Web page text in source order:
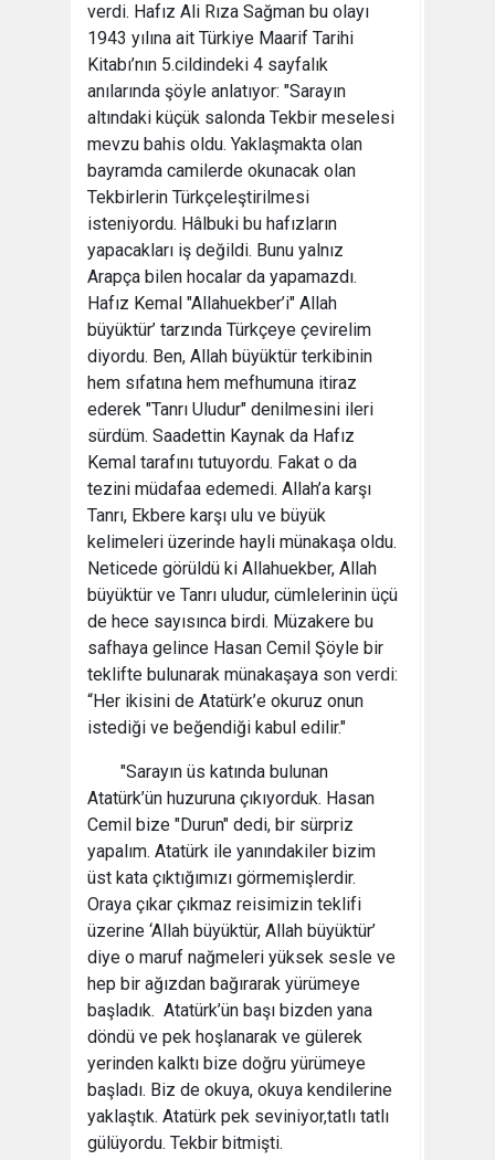
verdi. Hafız Ali Rıza Sağman bu olayı
1943 yılına ait Türkiye Maarif Tarihi
Kitabı’nın 5.cildindeki 4 sayfalık
anılarında şöyle anlatıyor: "Sarayın
altındaki küçük salonda Tekbir meselesi
mevzu bahis oldu. Yaklaşmakta olan
bayramda camilerde okunacak olan
Tekbirlerin Türkçeleştirilmesi
isteniyordu. Hâlbuki bu hafızların
yapacakları iş değildi. Bunu yalnız
Arapça bilen hocalar da yapamazdı.
Hafız Kemal "Allahuekber’i" Allah
büyüktür’ tarzında Türkçeye çevirelim
diyordu. Ben, Allah büyüktür terkibinin
hem sıfatına hem mefhumuna itiraz
ederek "Tanrı Uludur" denilmesini ileri
sürdüm. Saadettin Kaynak da Hafız
Kemal tarafını tutuyordu. Fakat o da
tezini müdafaa edemedi. Allah’a karşı
Tanrı, Ekbere karşı ulu ve büyük
kelimeleri üzerinde hayli münakaşa oldu.
Neticede görüldü ki Allahuekber, Allah
büyüktür ve Tanrı uludur, cümlelerinin üçü
de hece sayısınca birdi. Müzakere bu
safhaya gelince Hasan Cemil Şöyle bir
teklifte bulunarak münakaşaya son verdi:
“Her ikisini de Atatürk’e okuruz onun
istediği ve beğendiği kabul edilir."
"Sarayın üs katında bulunan
Atatürk’ün huzuruna çıkıyorduk. Hasan
Cemil bize "Durun" dedi, bir sürpriz
yapalım. Atatürk ile yanındakiler bizim
üst kata çıktığımızı görmemişlerdir.
Oraya çıkar çıkmaz reisimizin teklifi
üzerine ‘Allah büyüktür, Allah büyüktür’
diye o maruf nağmeleri yüksek sesle ve
hep bir ağızdan bağırarak yürümeye
başladık. Atatürk’ün başı bizden yana
döndü ve pek hoşlanarak ve gülerek
yerinden kalktı bize doğru yürümeye
başladı. Biz de okuya, okuya kendilerine
yaklaştık. Atatürk pek seviniyor,tatlı tatlı
gülüyordu. Tekbir bitmişti.